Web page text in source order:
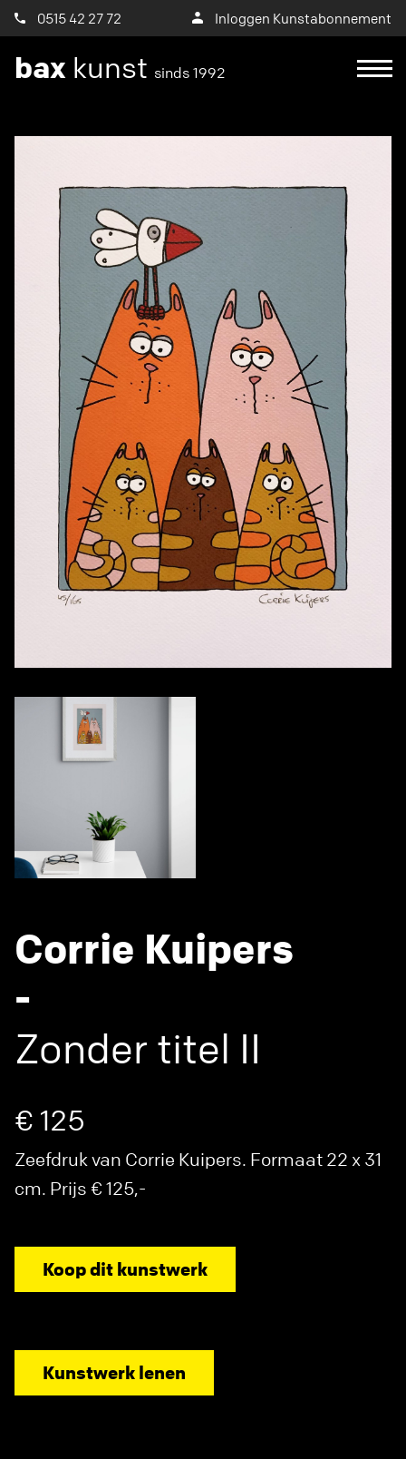
0515 42 27 72 Inloggen Kunstabonnement
bax kunst sinds 1992
Corrie Kuipers
-
Zonder titel II
€ 125
Zeefdruk van Corrie Kuipers. Formaat 22 x 31
cm. Prijs € 125,-
Koop dit kunstwerk
Kunstwerk lenen